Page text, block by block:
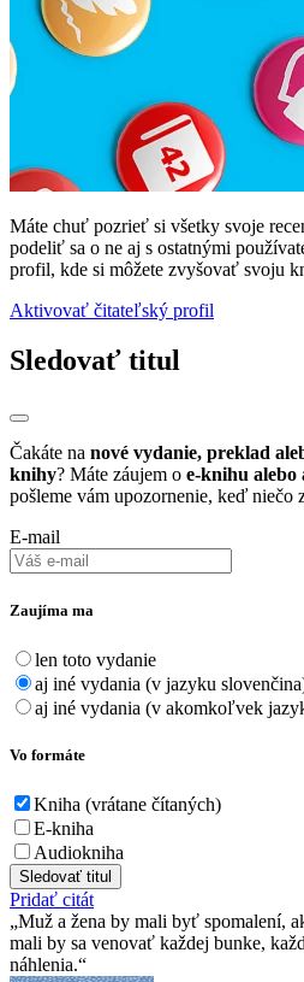
Máte chuť pozrieť si všetky svoje
podeliť sa o ne aj s ostatnými
profil, kde si môžete zvyšovať svoju
Aktivovať čitateľský profil
Sledovať titul
Čakáte na nové vydanie, preklad
knihy? Máte záujem o e-knihu alebo
pošleme vám upozornenie, keď niečo
E-mail
Zaujíma ma
len toto vydanie
aj iné vydania (v jazyku
aj iné vydania (v akomkoľvek
Vo formáte
Kniha (vrátane čítaných)
E-kniha
Audiokniha
Sledovať titul
Pridať citát
Muž a žena by mali byť spomalení,
mali by sa venovať každej bunke,
náhlenia.